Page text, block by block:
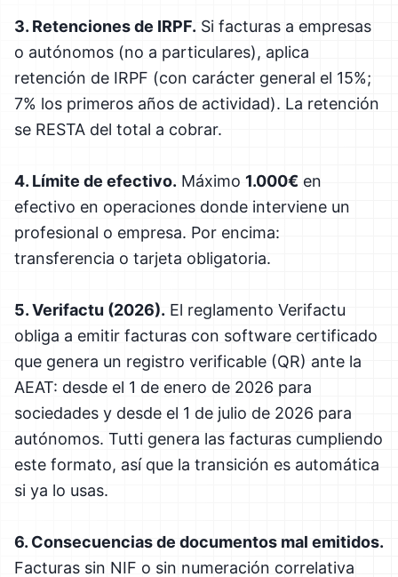
3. Retenciones de IRPF. Si facturas a empresas
o autónomos (no a particulares), aplica
retención de IRPF (con carácter general el 15%;
7% los primeros años de actividad). La retención
se RESTA del total a cobrar.
4. Límite de efectivo. Máximo 1.000€ en
efectivo en operaciones donde interviene un
profesional o empresa. Por encima:
transferencia o tarjeta obligatoria.
5. Verifactu (2026). El reglamento Verifactu
obliga a emitir facturas con software certificado
que genera un registro verificable (QR) ante la
AEAT: desde el 1 de enero de 2026 para
sociedades y desde el 1 de julio de 2026 para
autónomos. Tutti genera las facturas cumpliendo
este formato, así que la transición es automática
si ya lo usas.
6. Consecuencias de documentos mal emitidos.
Facturas sin NIF o sin numeración correlativa